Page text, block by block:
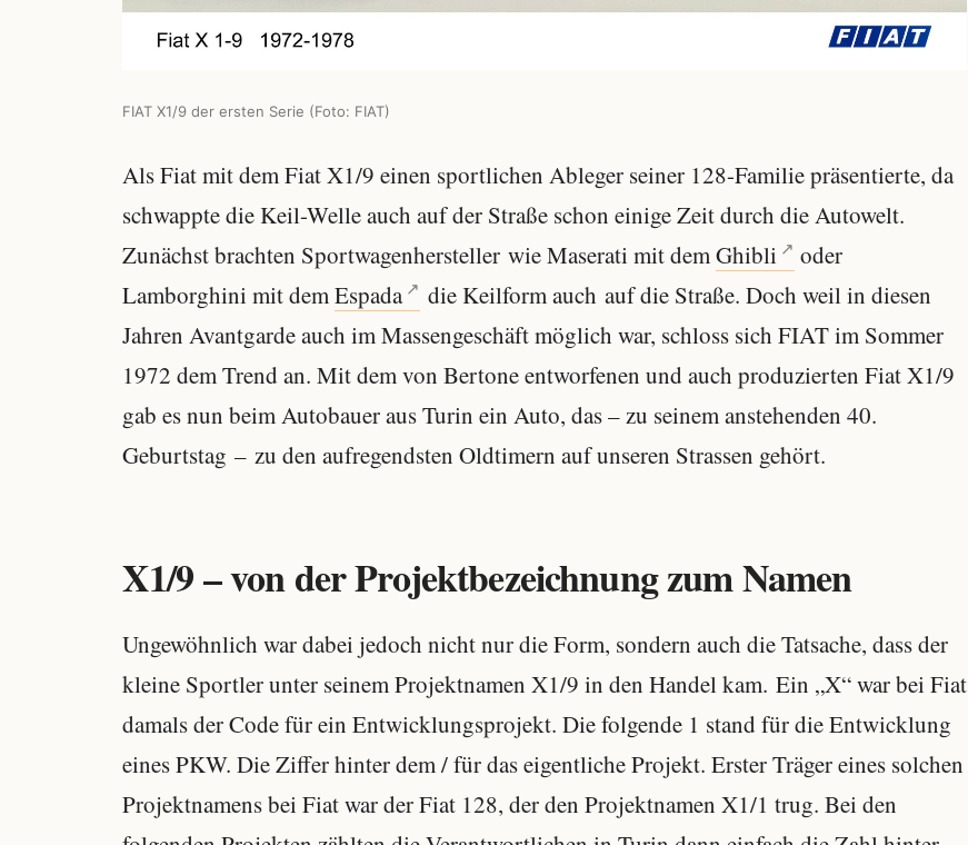
FIAT X1/9 der ersten Serie (Foto: FIAT)
Als Fiat mit dem Fiat X1/9 einen sportlichen Ableger seiner 128-Familie präsentierte, da
schwappte die Keil-Welle auch auf der Straße schon einige Zeit durch die Autowelt.
Zunächst brachten Sportwagenhersteller wie Maserati mit demGhibli
oder
Lamborghini mit demEspada
die Keilform auch auf die Straße. Doch weil in diesen
Jahren Avantgarde auch im Massengeschäft möglich war, schloss sich FIAT im Sommer
1972 dem Trend an. Mit dem von Bertone entworfenen und auch produzierten Fiat X1/9
gab es nun beim Autobauer aus Turin ein Auto, das – zu seinem anstehenden 40.
Geburtstag – zu den aufregendsten Oldtimern auf unseren Strassen gehört.
X1/9 – von der Projektbezeichnung zum Namen
Ungewöhnlich war dabei jedoch nicht nur die Form, sondern auch die Tatsache, dass der
kleine Sportler unter seinem Projektnamen X1/9 in den Handel kam. Ein „X“ war bei Fiat
damals der Code für ein Entwicklungsprojekt. Die folgende 1 stand für die Entwicklung
eines PKW. Die Ziffer hinter dem / für das eigentliche Projekt. Erster Träger eines solchen
Projektnamens bei Fiat war der Fiat 128, der den Projektnamen X1/1 trug. Bei den